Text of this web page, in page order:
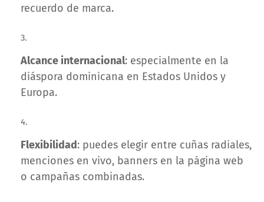
recuerdo de marca.
Alcance internacional: especialmente en la
diáspora dominicana en Estados Unidos y
Europa.
Flexibilidad: puedes elegir entre cuñas radiales,
menciones en vivo, banners en la página web
o campañas combinadas.